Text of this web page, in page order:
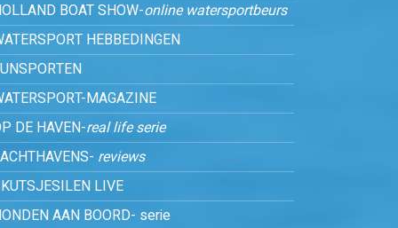
BOAT SHOW-online watersportbeurs
HEBBEDINGEN
MAGAZINE
DE HAVEN-real life serie
reviews
LIVE
AAN BOORD- serie